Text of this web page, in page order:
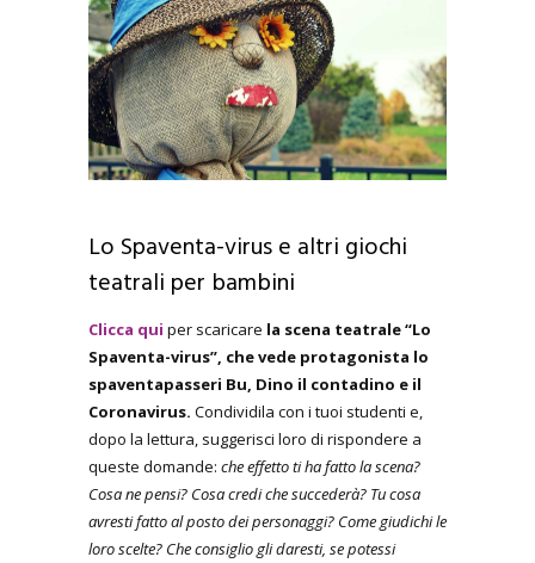
Lo Spaventa-virus e altri giochi
teatrali per bambini
Clicca qui per scaricare la scena teatrale “Lo
Spaventa-virus”, che vede protagonista lo
spaventapasseri Bu, Dino il contadino e il
Coronavirus. Condividila con i tuoi studenti e,
dopo la lettura, suggerisci loro di rispondere a
queste domande: che effetto ti ha fatto la scena?
Cosa ne pensi? Cosa credi che succederà? Tu cosa
avresti fatto al posto dei personaggi? Come giudichi le
loro scelte? Che consiglio gli daresti, se potessi